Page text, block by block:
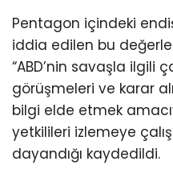
Pentagon içindeki
iddia edilen bu
“ABD’nin savaşla ilgili
görüşmeleri ve karar
bilgi elde etmek
yetkilileri izlemeye
dayandığı kaydedildi.